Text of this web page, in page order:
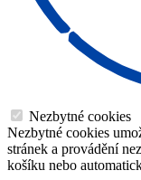
Nezbytné cookies
Nezbytné cookies
stránek a provádění
košíku nebo